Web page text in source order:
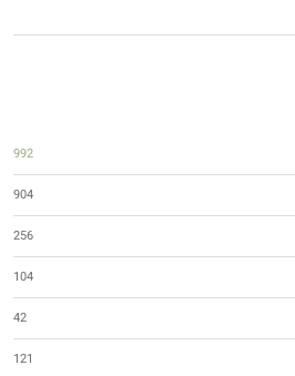
992
904
256
104
42
121